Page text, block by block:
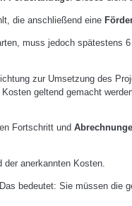
die anschließend eine
muss jedoch spätestens
zur Umsetzung des
geltend gemacht
Fortschritt und
der anerkannten Kosten.
bedeutet: Sie müssen die